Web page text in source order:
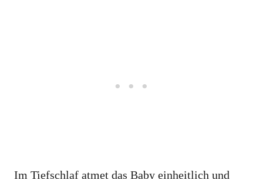
Im Tiefschlaf atmet das Baby einheitlich und